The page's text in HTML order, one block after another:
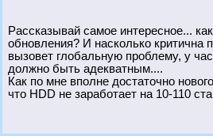
Рассказывай самое интересное...
обновления? И насколько критична
вызовет глобальную проблему, у
должно быть адекватным....
Как по мне вполне достаточно
что HDD не заработает на 10-110